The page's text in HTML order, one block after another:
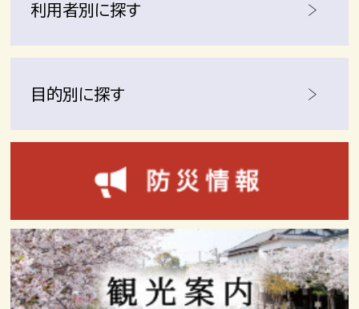
利用者別に探す
目的別に探す